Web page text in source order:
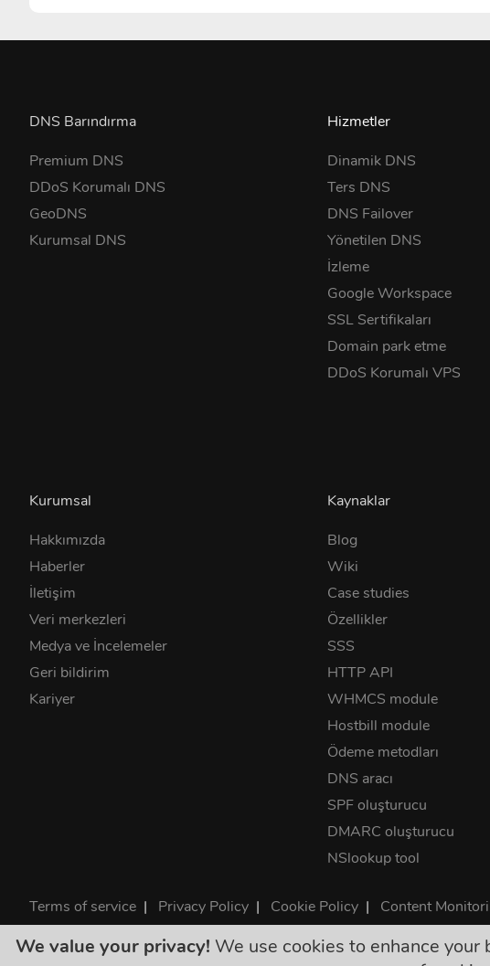
DNS Barındırma
Premium DNS
DDoS Korumalı DNS
GeoDNS
Kurumsal DNS
Hizmetler
Dinamik DNS
Ters DNS
DNS Failover
Yönetilen DNS
İzleme
Google Workspace
SSL Sertifikaları
Domain park etme
DDoS Korumalı VPS
Kurumsal
Hakkımızda
Haberler
İletişim
Veri merkezleri
Medya ve İncelemeler
Geri bildirim
Kariyer
Kaynaklar
Blog
Wiki
Case studies
Özellikler
SSS
HTTP API
WHMCS module
Hostbill module
Ödeme metodları
DNS aracı
SPF oluşturucu
DMARC oluşturucu
NSlookup tool
Terms of service | Privacy Policy | Cookie Policy | Content
©2026 ClouDNS
Tüm fiyatlar
We value your privacy! We use cookies to enhance